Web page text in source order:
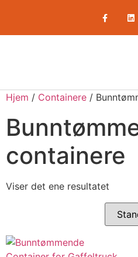
Hjem / Containere /
containere
Viser det ene resultatet